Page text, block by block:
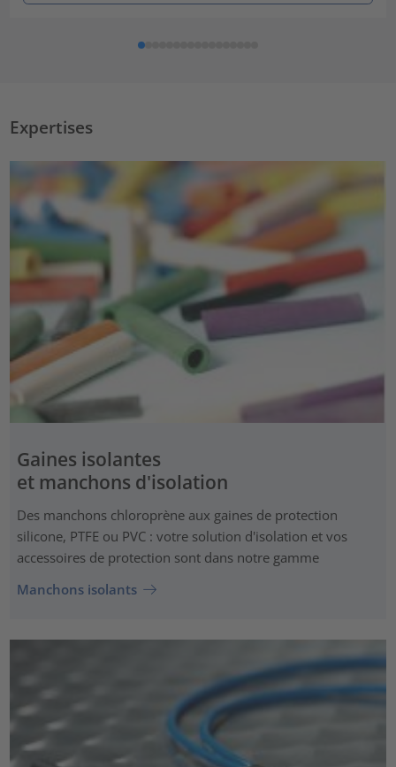
Expertises
Gaines isolantes
et manchons d'isolation
Des manchons chloroprène aux gaines de protection
silicone, PTFE ou PVC : votre solution d'isolation et vos
accessoires de protection sont dans notre gamme
Manchons isolants